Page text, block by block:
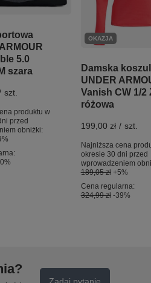
5.0
szara
szt.
produktu w
przed
obniżki:
OKAZJA
Damska
UNDER
Vanish CW 1/2
różowa
199,00 zł / szt.
Najniższa cena
okresie 30 dni przed
wprowadzeniem
189,05 zł +5%
Cena regularna:
324,99 zł -39%